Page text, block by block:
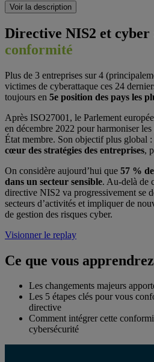
Voir la description
Directive NIS2 et cyber
conformité
Plus de 3 entreprises sur 4
victimes de cyberattaque ces 24
toujours en 5e position des pays les
Après ISO27001, le Parlement
en décembre 2022 pour harmoniser
État membre. Son objectif plus global
cœur des stratégies des entreprises,
On considère aujourd’hui que 57 %
dans un secteur sensible. Au-delà de
directive NIS2 va progressivement se
secteurs d’activités et impliquer de
de gestion des risques cyber.
Visionner le replay
Ce que vous
Les changements majeurs
Les 5 étapes clés pour vous
directive
Comment intégrer cette
cybersécurité